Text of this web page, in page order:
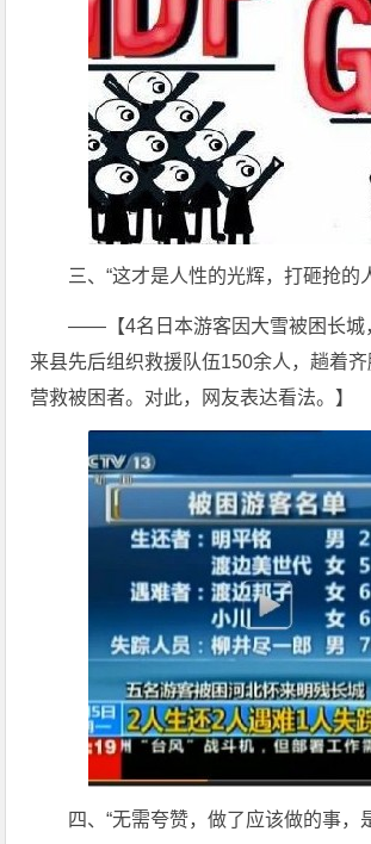
三、“这才是人性的光辉，打砸抢的
——【4名日本游客因大雪被困长城
来县先后组织救援队伍150余人，趟着
营救被困者。对此，网友表达看法。】
四、“无需夸赞，做了应该做的事，